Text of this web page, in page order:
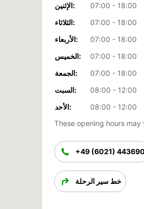
الإثنين:
07:00 - 18:00
الثلاثاء:
07:00 - 18:00
الأربعاء:
07:00 - 18:00
الخميس:
07:00 - 18:00
الجمعة:
07:00 - 18:00
السبت:
08:00 - 12:00
الأحد:
08:00 - 12:00
These opening hours
+49 (6021) 443690
خط سير الرحلة